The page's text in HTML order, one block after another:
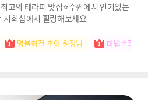
희샵에서 힐링해보세요
명불허전 초아 원장님 마법손길 연